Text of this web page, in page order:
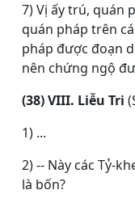
7) Vị ấy trú, quán
quán pháp trên
pháp được đoạn
nên chứng ngộ
(38) VIII. Liễu Tri
1) ...
2) -- Này các Tỷ-
là bốn?